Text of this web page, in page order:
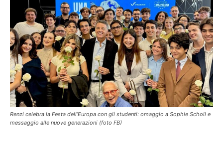
Renzi celebra la Festa dell’Europa con gli studenti: omaggio a Sophie Scholl e
messaggio alle nuove generazioni (foto FB)